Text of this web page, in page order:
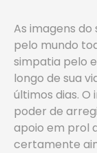
As imagens
pelo mundo
simpatia pelo
longo de sua
últimos dias. O
poder de
apoio em prol
certamente